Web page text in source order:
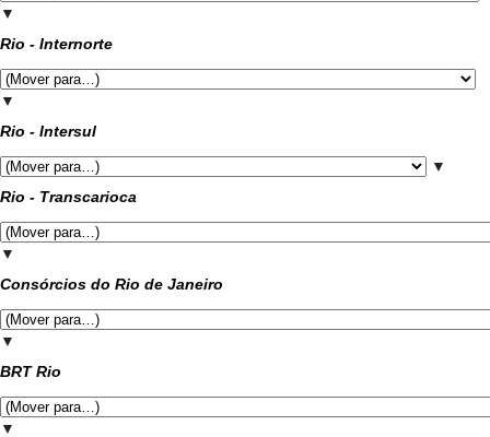
▼
Rio - Internorte
▼
Rio - Intersul
▼
Rio - Transcarioca
▼
Consórcios do Rio de Janeiro
▼
BRT Rio
▼